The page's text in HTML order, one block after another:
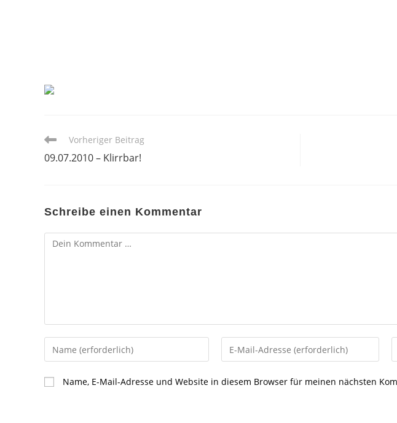
Weitere
ansehen
Vorheriger Beitrag
09.07.2010 – Klirrbar!
Schreibe einen Kommentar
Kommentar
Gib
deinen
Namen
oder
Gib
deine
Name, E-Mail-Adresse und Website in diesem Browser für meinen nächsten